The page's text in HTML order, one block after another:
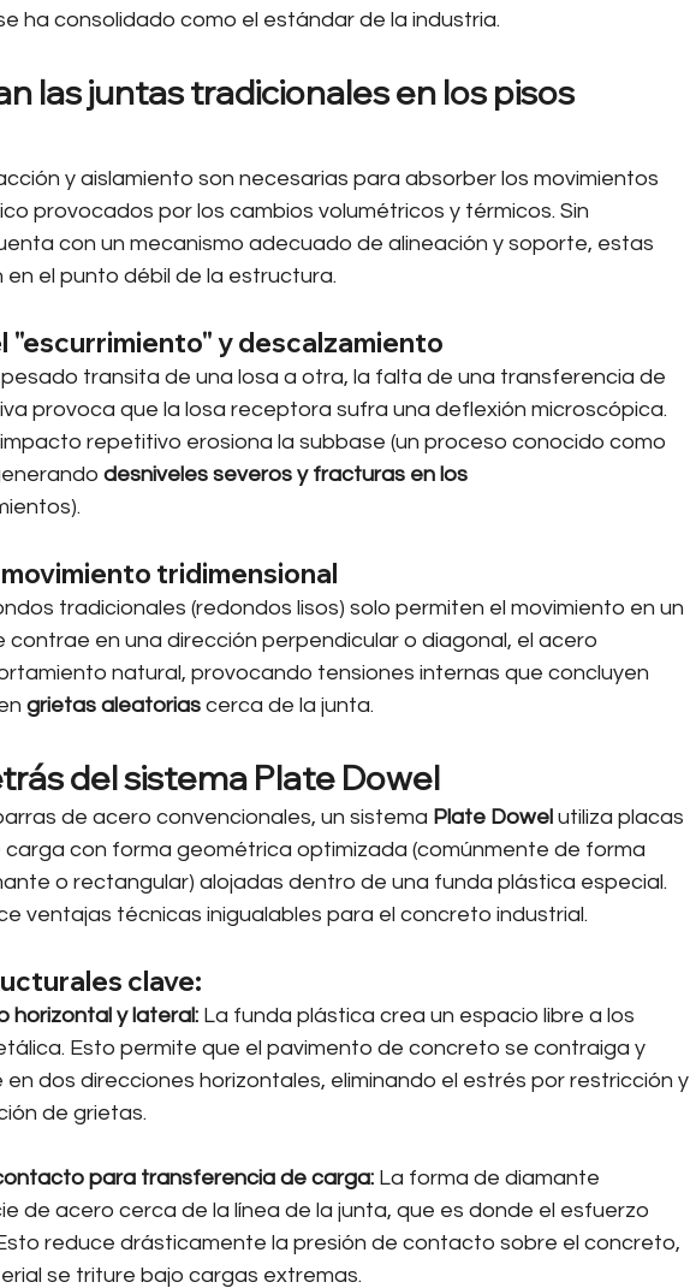
ha consolidado como el estándar de la industria.
las juntas tradicionales en los pisos
y aislamiento son necesarias para absorber los movimientos
provocados por los cambios volumétricos y térmicos. Sin
con un mecanismo adecuado de alineación y soporte, estas
el punto débil de la estructura.
"escurrimiento" y descalzamiento
transita de una losa a otra, la falta de una transferencia de
provoca que la losa receptora sufra una deflexión microscópica.
repetitivo erosiona la subbase (un proceso conocido como
desniveles severos y fracturas en los
tridimensional
tradicionales (redondos lisos) solo permiten el movimiento en un
contrae en una dirección perpendicular o diagonal, el acero
natural, provocando tensiones internas que concluyen
grietas aleatorias cerca de la junta.
del sistema Plate Dowel
de acero convencionales, un sistema Plate Dowel utiliza placas
con forma geométrica optimizada (comúnmente de forma
o rectangular) alojadas dentro de una funda plástica especial.
ventajas técnicas inigualables para el concreto industrial.
clave:
horizontal y lateral: La funda plástica crea un espacio libre a los
Esto permite que el pavimento de concreto se contraiga y
dos direcciones horizontales, eliminando el estrés por restricción y
de grietas.
para transferencia de carga: La forma de diamante
de acero cerca de la línea de la junta, que es donde el esfuerzo
reduce drásticamente la presión de contacto sobre el concreto,
se triture bajo cargas extremas.